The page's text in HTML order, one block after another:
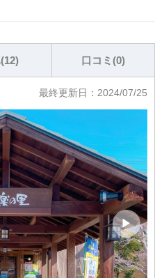
12) 口コミ(0)
最終更新日： 2024/07/25
▶